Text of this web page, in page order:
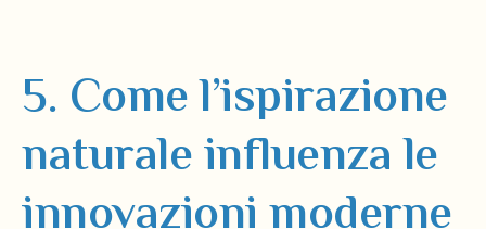
5. Come l’ispirazione
naturale influenza le